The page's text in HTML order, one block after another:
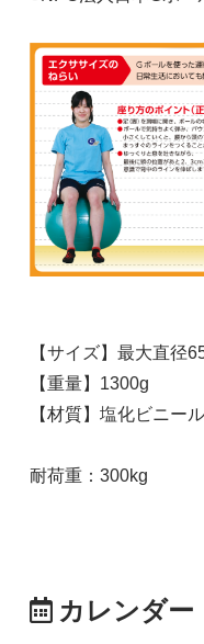
【サイズ】最大直径
【重量】1300g
【材質】塩化ビニール
耐荷重：300kg
カレンダー